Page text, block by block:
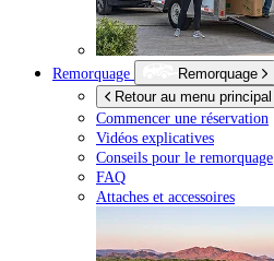
Remorquage
Remorquage
Retour au menu principal
Commencer une réservation
Vidéos explicatives
Conseils pour le remorquage
FAQ
Attaches et accessoires